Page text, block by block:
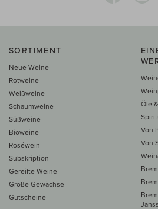
SORTIMENT
Neue Weine
Rotweine
Weißweine
Schaumweine
Süßweine
Bioweine
Roséwein
Subskription
Gereifte Weine
Große Gewächse
Gutscheine
Öle
Von
Von